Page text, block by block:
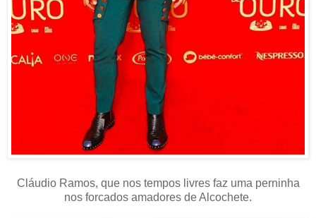
Cláudio Ramos, que nos tempos livres faz uma perninha
nos forcados amadores de Alcochete.